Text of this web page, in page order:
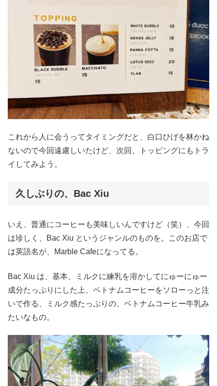
これから人に会うってタイミングだと、白口ひげを林かね
ないので今回遠慮しいたけど、次回、トッピングにもトラ
イしてみよう。
久しぶりの、Bac Xiu
いえ、普通にコーヒーも美味しいんですけど（笑）、今回
は珍しく、Bac Xiu というジャンルのものを。このお店で
は英語名が、Marble Cafeになってる。
Bac Xiu は、基本、ミルクに練乳を溶かしてにゅーにゅー
成分たっぷりにした上、ベトナムコーヒーをソローっと注
いで作る、ミルク感たっぷりの、ベトナムコーヒー牛乳み
たいなもの。